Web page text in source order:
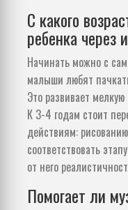
С какого
ребенка через
Начинать можно с
малыши любят
Это развивает
К 3-4 годам стоит
действиям:
соответствовать
от него
Помогает ли